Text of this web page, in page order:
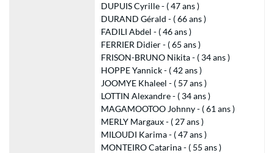
DUPUIS Cyrille - ( 47 ans )
DURAND Gérald - ( 66 ans )
FADILI Abdel - ( 46 ans )
FERRIER Didier - ( 65 ans )
FRISON-BRUNO Nikita - ( 34 ans )
HOPPE Yannick - ( 42 ans )
JOOMYE Khaleel - ( 57 ans )
LOTTIN Alexandre - ( 34 ans )
MAGAMOOTOO Johnny - ( 61 ans )
MERLY Margaux - ( 27 ans )
MILOUDI Karima - ( 47 ans )
MONTEIRO Catarina - ( 55 ans )